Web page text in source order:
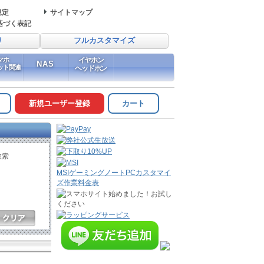
定
サイトマップ
づく表記
フルカスタマイズ
ホ
ト関連
NAS
イヤホン
ヘッドホン
新規ユーザー登録 カート
索
MSIゲーミングノートPCカスタマイ
ズ作業料金表